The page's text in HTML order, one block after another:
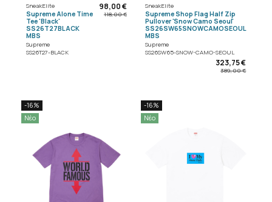
SneakElite
Supreme Alone Time
Tee 'Black'
SS26T27BLACK
MBS
Supreme
SS26T27-BLACK
98,00 €
118,00 €
SneakElite
Supreme Shop Flag Half Zip
Pullover 'Snow Camo Seoul'
SS26SW65SNOWCAMOSEOUL
MBS
Supreme
SS26SW65-SNOW-CAMO-SEOUL
323,75 €
389,00 €
-16%
Νέο
-16%
Νέο